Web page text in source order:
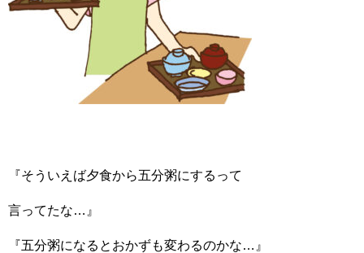
『そういえば夕食から五分粥にするって
言ってたな…』
『五分粥になるとおかずも変わるのかな…』